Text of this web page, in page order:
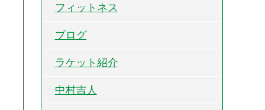
フィットネス
ブログ
ラケット紹介
中村吉人